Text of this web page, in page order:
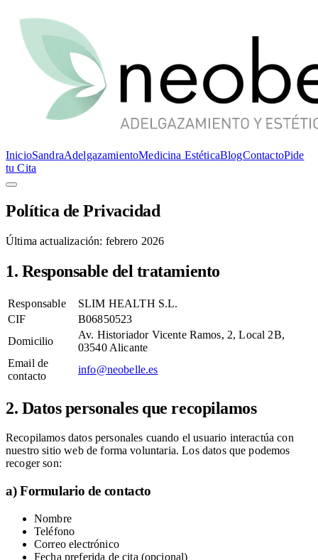
InicioSandraAdelgazamientoMedicina EstéticaBlogContactoPide
tu Cita
Política de Privacidad
Última actualización: febrero 2026
1. Responsable del tratamiento
Responsable
SLIM HEALTH S.L.
CIF
B06850523
Domicilio
Av. Historiador Vicente Ramos, 2, Local 2B,
03540 Alicante
Email de
contacto
info@neobelle.es
2. Datos personales que recopilamos
Recopilamos datos personales cuando el usuario interactúa con
nuestro sitio web de forma voluntaria. Los datos que podemos
recoger son:
a) Formulario de contacto
Nombre
Teléfono
Correo electrónico
Fecha preferida de cita (opcional)